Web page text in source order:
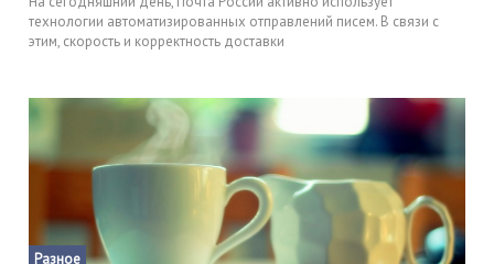
технологии автоматизированных отправлений писем. В связи с
этим, скорость и корректность доставки
Разное